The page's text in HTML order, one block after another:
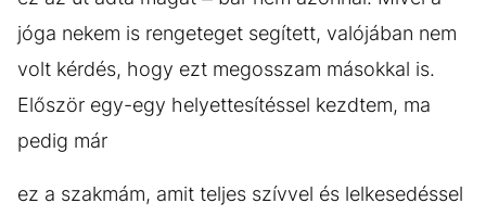
jóga nekem is rengeteget segített, valójában nem
volt kérdés, hogy ezt megosszam másokkal is.
Először egy-egy helyettesítéssel kezdtem, ma
pedig már
ez a szakmám, amit teljes szívvel és lelkesedéssel